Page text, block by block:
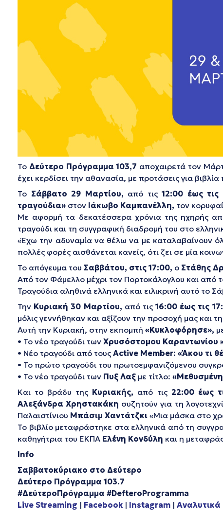
Το Δεύτερο Πρόγραμμα 103,7 αποχαιρετά τον
έχει κερδίσει την αθανασία, με προτάσεις για
Το Σάββατο 29 Μαρτίου, από τις12:00 έως τις
τραγούδια» στον Ιάκωβο Καμπανέλλη, τον
Με αφορμή τα δεκατέσσερα χρόνια της ηχηρής
τραγούδι και τη συγγραφική διαδρομή του στο
«Έχω την αδυναμία να θέλω να με καταλαβαίνουν
πολλές φορές αισθάνεται κανείς, ότι ζει σε μία
Το απόγευμα του Σαββάτου, στις 17:00, ο Στάθης
Από τον Φάμελλο μέχρι τον Πορτοκάλογλου και από
Τραγούδια αληθινά ελληνικά και ειλικρινή αυτό το
Την Κυριακή 30 Μαρτίου, από τις16:00 έως τις
μόλις γεννήθηκαν και αξίζουν την προσοχή μας
Αυτή την Κυριακή, στην εκπομπή «Κυκλοφόρησε»,
• Το νέο τραγούδι των Χρυσόστομου Καραντωνίου
• Νέο τραγούδι από τους Active Member: «Άκου τι
• Το πρώτο τραγούδι του πρωτοεμφανιζόμενου
• Το νέο τραγούδι των Πυξ Λαξ με τίτλο:
Και το βράδυ της Κυριακής, από τις22:00 έως
Αλεξάνδρα Χρηστακάκη συζητούν για τη
Παλαιστίνιου Μπάσιμ Χαντάτζκι «Μια μάσκα στο
Το βιβλίο μεταφράστηκε στα ελληνικά από τη
καθηγήτρια του ΕΚΠΑ Ελένη Κονδύλη και η
Info
Σαββατοκύριακο στο Δεύτερο
Δεύτερο Πρόγραμμα 103.7
#ΔεύτεροΠρόγραμμα #DefteroProgramma
Live Streaming | Facebook | Instagram |